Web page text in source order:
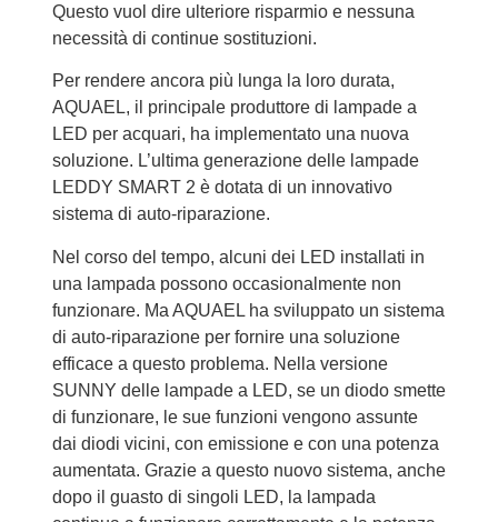
Questo vuol dire ulteriore risparmio e nessuna
necessità di continue sostituzioni.
Per rendere ancora più lunga la loro durata,
AQUAEL, il principale produttore di lampade a
LED per acquari, ha implementato una nuova
soluzione. L’ultima generazione delle lampade
LEDDY SMART 2 è dotata di un innovativo
sistema di auto-riparazione.
Nel corso del tempo, alcuni dei LED installati in
una lampada possono occasionalmente non
funzionare. Ma AQUAEL ha sviluppato un sistema
di auto-riparazione per fornire una soluzione
efficace a questo problema. Nella versione
SUNNY delle lampade a LED, se un diodo smette
di funzionare, le sue funzioni vengono assunte
dai diodi vicini, con emissione e con una potenza
aumentata. Grazie a questo nuovo sistema, anche
dopo il guasto di singoli LED, la lampada